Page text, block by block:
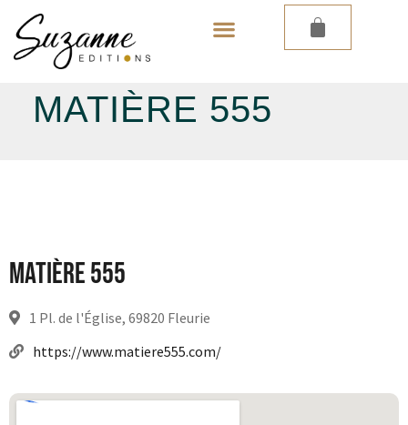
MATIÈRE 555
Matière 555
1 Pl. de l'Église, 69820 Fleurie
https://www.matiere555.com/